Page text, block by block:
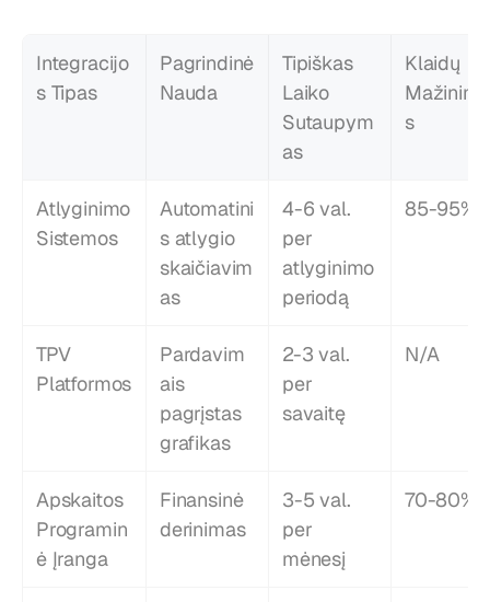
Integracijo
s Tipas
Pagrindinė
Nauda
Tipiškas
Laiko
Sutaupym
as
Klaidų
Mažinima
s
Atlyginimo
Sistemos
Automatini
s atlygio
skaičiavim
as
4-6 val.
per
atlyginimo
periodą
85-95%
TPV
Platformos
Pardavim
ais
pagrįstas
grafikas
2-3 val.
per
savaitę
N/A
Apskaitos
Programin
ė Įranga
Finansinė
derinimas
3-5 val.
per
mėnesį
70-80%